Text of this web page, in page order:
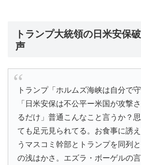
トランプ大統領の日米安保
声
トランプ「ホルムズ海峡は自分で
「日米安保は不公平ー米国が攻撃
るだけ」普通こんなこと言うか？
ても足元見られてる。お食事に誘
うマスコミ幹部とトランプを同列
の浅はかさ。エズラ・ボーゲルの言